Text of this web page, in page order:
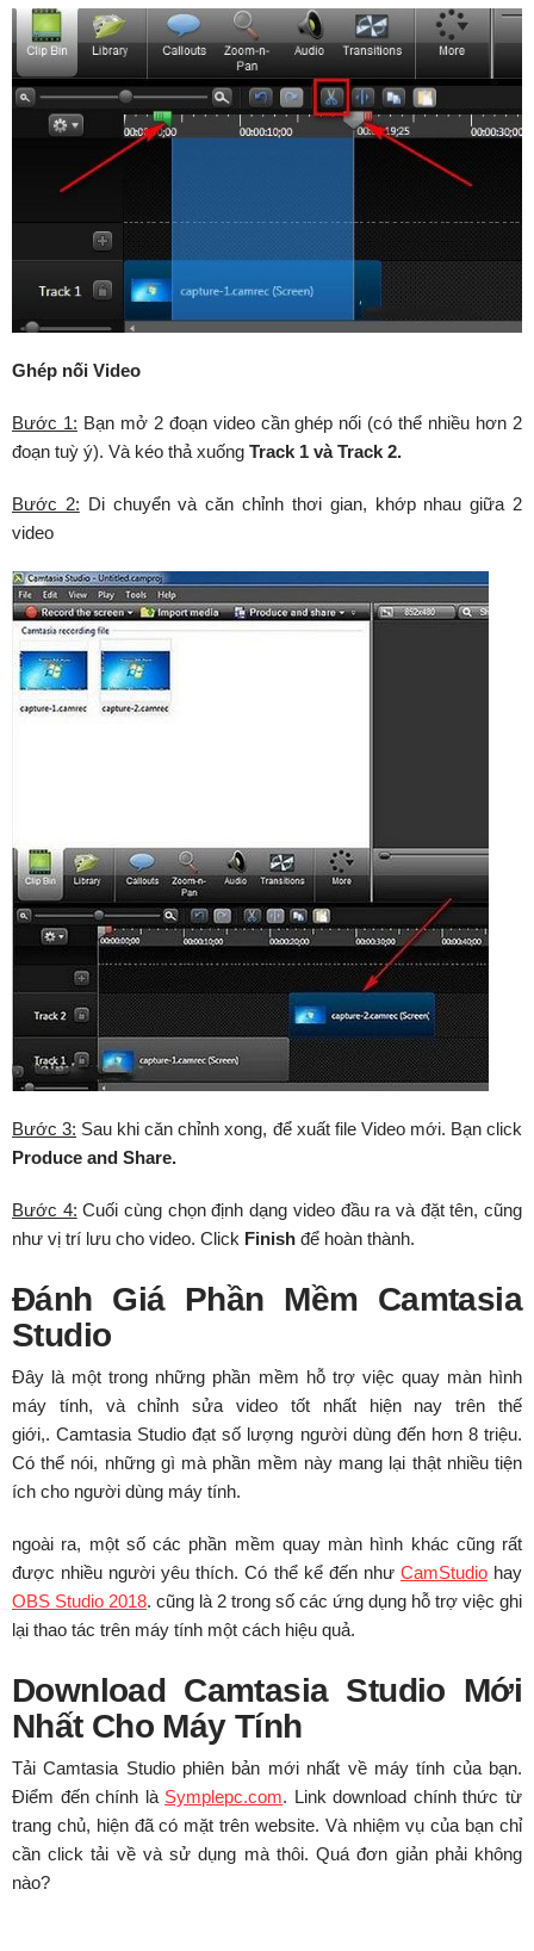
Ghép nối Video
Bước 1: Bạn mở 2 đoạn video cần ghép nối (có thể nhiều hơn 2
đoạn tuỳ ý). Và kéo thả xuống Track 1 và Track 2.
Bước 2: Di chuyển và căn chỉnh thơi gian, khớp nhau giữa 2
video
Bước 3: Sau khi căn chỉnh xong, để xuất file Video mới. Bạn click
Produce and Share.
Bước 4: Cuối cùng chọn định dạng video đầu ra và đặt tên, cũng
như vị trí lưu cho video. Click Finish để hoàn thành.
Đánh Giá Phần Mềm Camtasia
Studio
Đây là một trong những phần mềm hỗ trợ việc quay màn hình
máy tính, và chỉnh sửa video tốt nhất hiện nay trên thế
giới,. Camtasia Studio đạt số lượng người dùng đến hơn 8 triệu.
Có thể nói, những gì mà phần mềm này mang lại thật nhiều tiện
ích cho người dùng máy tính.
ngoài ra, một số các phần mềm quay màn hình khác cũng rất
được nhiều người yêu thích. Có thể kể đến như CamStudiohay
OBS Studio 2018. cũng là 2 trong số các ứng dụng hỗ trợ việc ghi
lại thao tác trên máy tính một cách hiệu quả.
Download Camtasia Studio Mới
Nhất Cho Máy Tính
Tải Camtasia Studio phiên bản mới nhất về máy tính của bạn.
Điểm đến chính là Symplepc.com. Link download chính thức từ
trang chủ, hiện đã có mặt trên website. Và nhiệm vụ của bạn chỉ
cần click tải về và sử dụng mà thôi. Quá đơn giản phải không
nào?